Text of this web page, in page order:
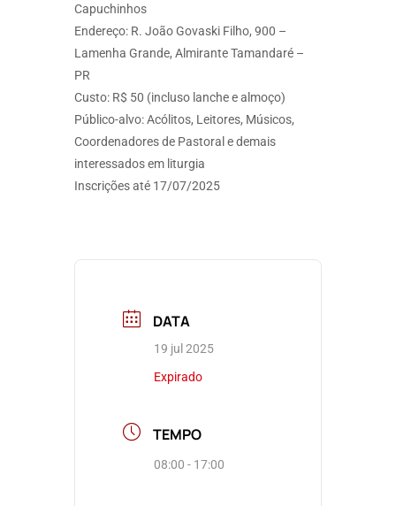
Capuchinhos
Endereço: R. João Govaski Filho, 900 –
Lamenha Grande, Almirante Tamandaré –
PR
Custo: R$ 50 (incluso lanche e almoço)
Público-alvo: Acólitos, Leitores, Músicos,
Coordenadores de Pastoral e demais
interessados em liturgia
Inscrições até 17/07/2025
DATA
19 jul 2025
Expirado
TEMPO
08:00 - 17:00